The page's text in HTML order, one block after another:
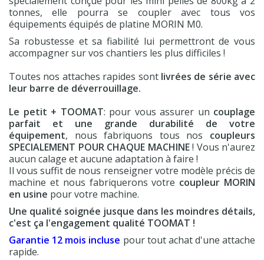
(8 avis)
tonnes, elle pourra se coupler avec tous vos
équipements équipés de platine MORIN M0.
Sa robustesse et sa fiabilité lui permettront de vous
accompagner sur vos chantiers les plus difficiles !
Toutes nos attaches rapides sontlivrées de série avec
leur barre de déverrouillage.
Le petit + TOOMAT: pour vous assurer un couplage
parfait et une grande durabilité de votre
équipement, nous fabriquons tous nos coupleurs
SPECIALEMENT POUR CHAQUE MACHINE! Vous n'aurez
aucun calage et aucune adaptation à faire !
Il vous suffit de nous renseigner votre modèle précis de
machine et nous fabriquerons votre coupleur MORIN
en usine pour votre machine.
Une qualité soignée jusque dans les moindres détails,
c'est ça l'engagement qualité TOOMAT !
Garantie 12 mois incluse pour tout achat d'une attache
rapide.